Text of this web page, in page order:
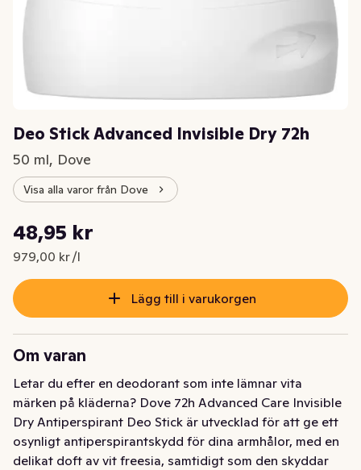
Deo Stick Advanced Invisible Dry 72h
50 ml, Dove
Visa alla varor från Dove
Nuvarande pris är: 48,95 kr
48,95 kr
979,00 kr /l
Styckpris: 979,00 kr /l
Lägg till i varukorgen
Om varan
Letar du efter en deodorant som inte lämnar vita
märken på kläderna? Dove 72h Advanced Care Invisible
Dry Antiperspirant Deo Stick är utvecklad för att ge ett
osynligt antiperspirantskydd för dina armhålor, med en
delikat doft av vit freesia, samtidigt som den skyddar